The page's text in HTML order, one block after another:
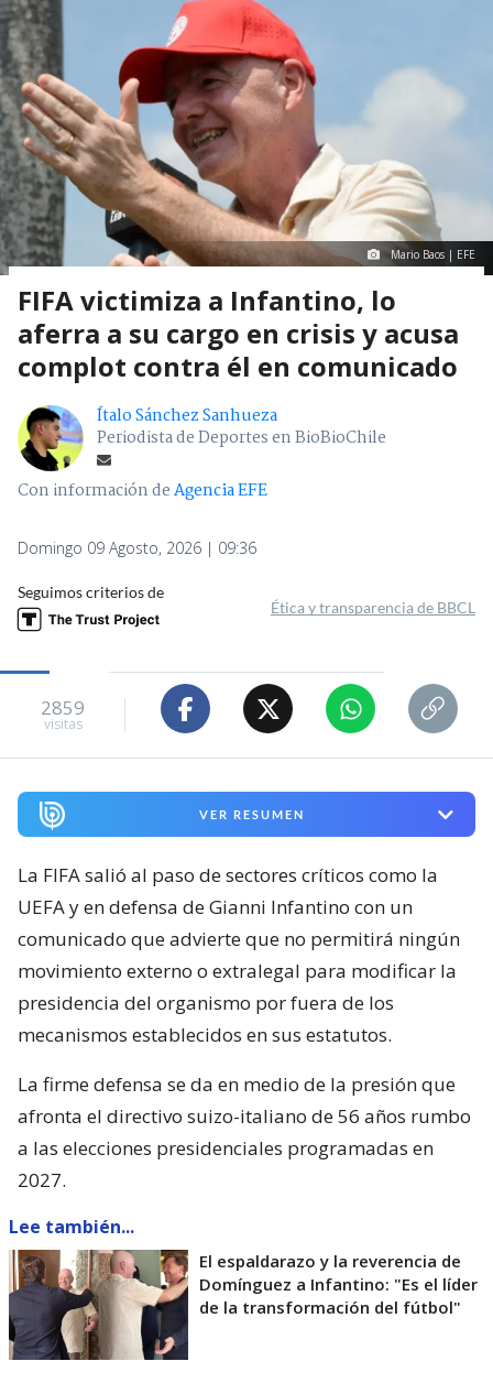
Mario Baos | EFE
FIFA victimiza a Infantino, lo
aferra a su cargo en crisis y acusa
complot contra él en comunicado
Ítalo Sánchez Sanhueza
Periodista de Deportes en BioBioChile
Con información deAgencia EFE
Domingo 09 Agosto, 2026 | 09:36
Seguimos criterios de
Ética y transparencia de BBCL
2859
visitas
VER RESUMEN
La FIFA salió al paso de sectores críticos como la
UEFA y en defensa de Gianni Infantino con un
comunicado que advierte que no permitirá ningún
movimiento externo o extralegal para modificar la
presidencia del organismo por fuera de los
mecanismos establecidos en sus estatutos.
La firme defensa se da en medio de la presión que
afronta el directivo suizo-italiano de 56 años rumbo
a las elecciones presidenciales programadas en
2027.
Lee también...
El espaldarazo y la reverencia de
Domínguez a Infantino: "Es el líder
de la transformación del fútbol"